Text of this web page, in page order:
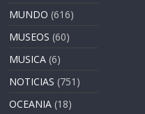
MUNDO (616)
MUSEOS (60)
MUSICA (6)
NOTICIAS (751)
OCEANIA (18)